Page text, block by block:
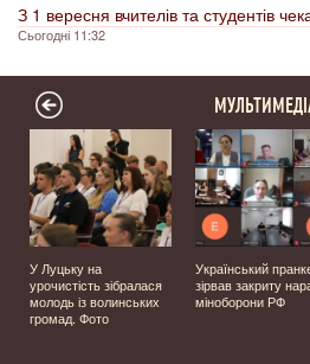
З 1 вересня вчителів та студентів
Сьогодні 11:32
У Луцьку на
урочистість зібралася
молодь із волинських
громад. Фото
Український
зірвав закриту
міноборони РФ